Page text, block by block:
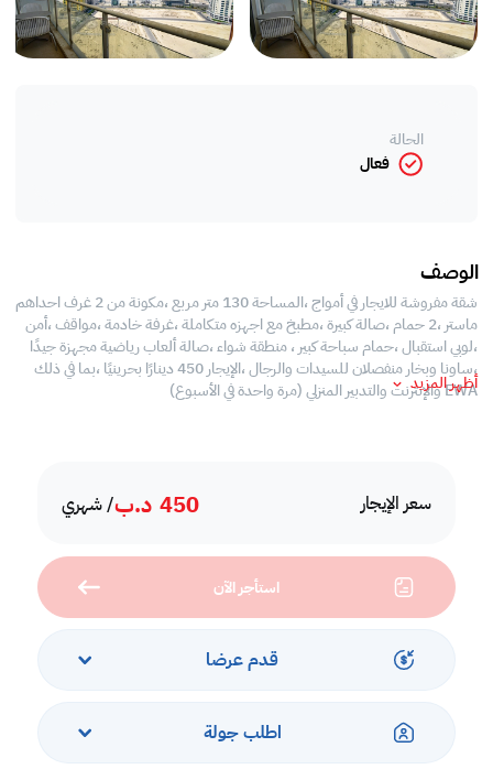
سعر الإيجار 450 د.ب/ شهري
استأجر الآن
قدم عرضا
اطلب جولة
الحالة
فعال
الوصف
شقة مفروشة للايجار في أمواج ،المساحة 130 متر مربع ،مكونة من 2 غرف احداهم
ماستر ،2 حمام ،صالة كبيرة ،مطبخ مع اجهزه متكاملة ،غرفة خادمة ،مواقف ،أمن
،لوبي استقبال ،حمام سباحة كبير ، منطقة شواء ،صالة ألعاب رياضية مجهزة جيدًا
،ساونا وبخار منفصلان للسيدات والرجال ،الإيجار 450 دينارًا بحرينيًا ،بما في ذلك
EWA والإنترنت والتدبير المنزلي (مرة واحدة في الأسبوع)
أظهر المزيد